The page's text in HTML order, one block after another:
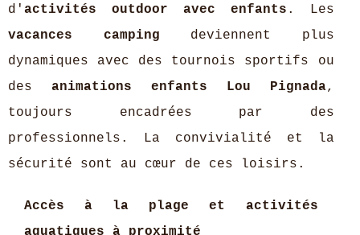
d' activités outdoor avec enfants . Les
vacances camping deviennent plus
dynamiques avec des tournois sportifs ou
des animations enfants Lou Pignada,
toujours encadrées par des
professionnels. La convivialité et la
sécurité sont au cœur de ces loisirs.
Accès à la plage et activités
aquatiques à proximité